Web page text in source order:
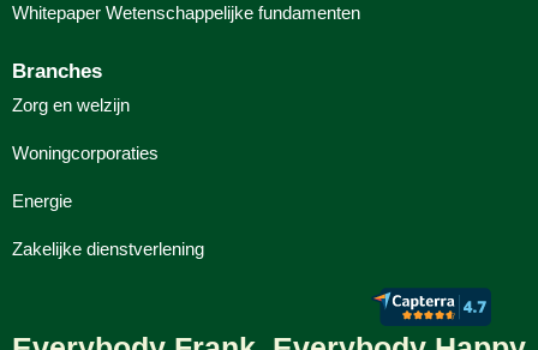
Whitepaper Wetenschappelijke fundamenten
Branches
Zorg en welzijn
Woningcorporaties
Energie
Zakelijke dienstverlening